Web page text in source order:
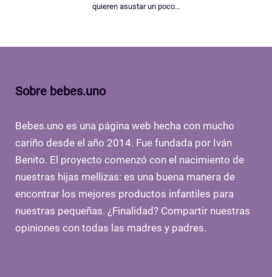
quieren asustar un poco…
Sobre bebes.uno
Bebes.uno es una página web hecha con mucho
cariño desde el año 2014. Fue fundada por Iván
Benito. El proyecto comenzó con el nacimiento de
nuestras hijas mellizas: es una buena manera de
encontrar los mejores productos infantiles para
nuestras pequeñas. ¿Finalidad? Compartir nuestras
opiniones con todas las madres y padres.